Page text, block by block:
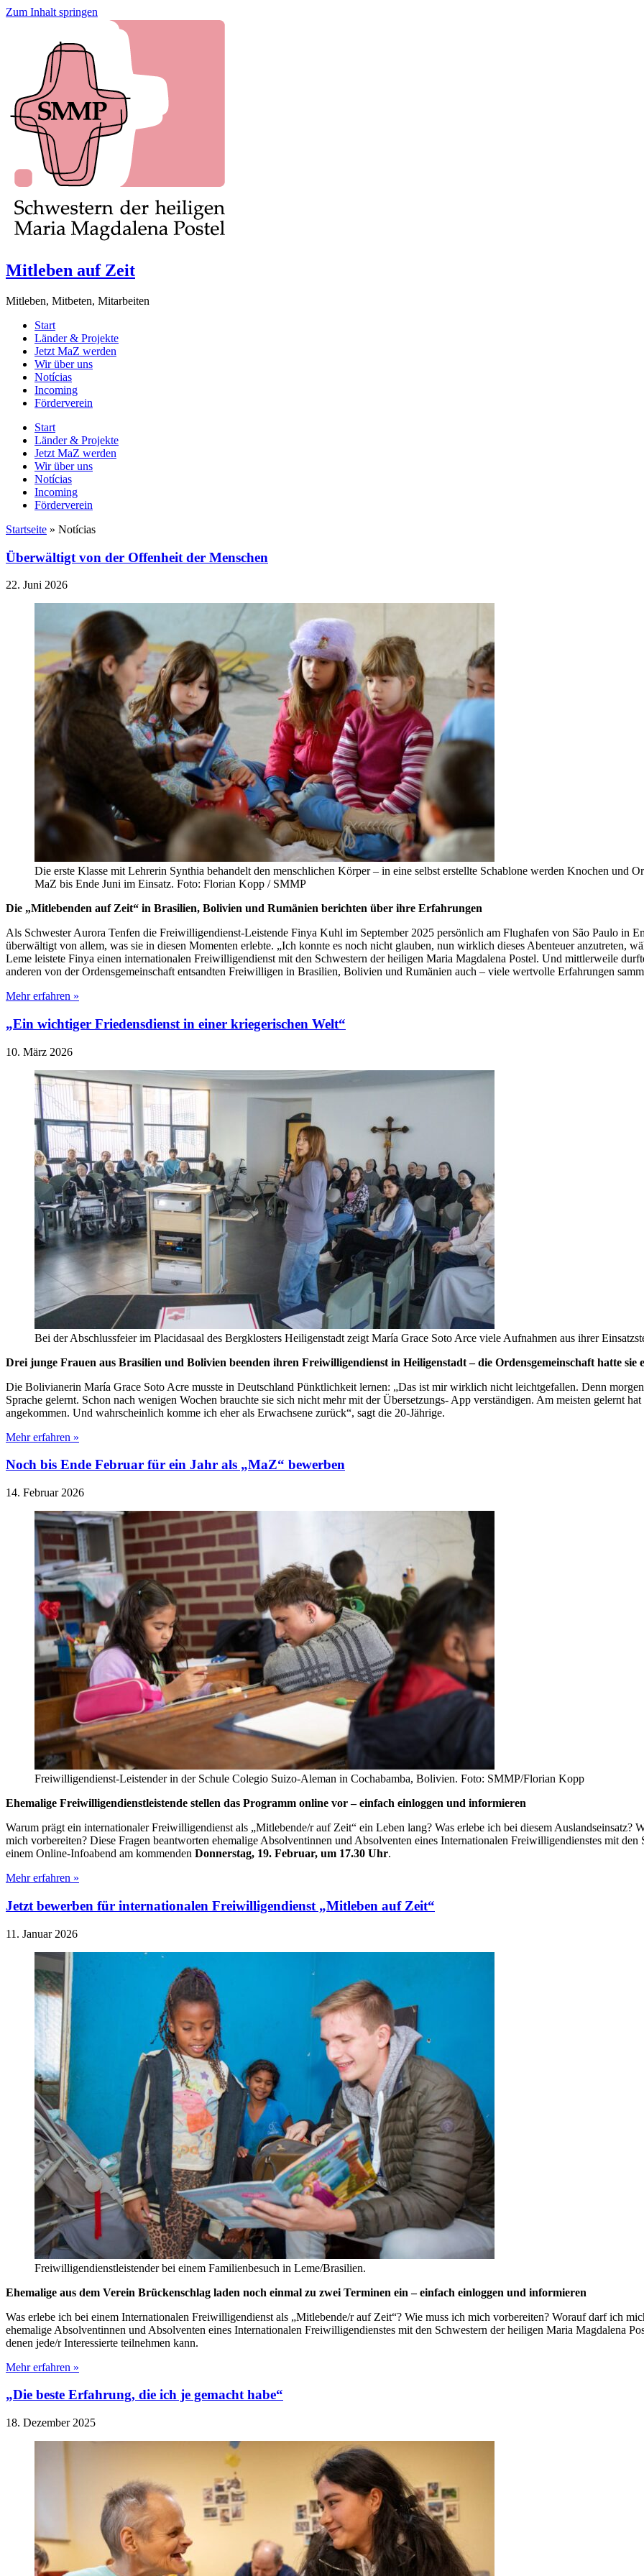
Zum Inhalt springen
Mitleben auf Zeit
Mitleben, Mitbeten, Mitarbeiten
Start
Länder & Projekte
Jetzt MaZ werden
Wir über uns
Notícias
Incoming
Förderverein
Start
Länder & Projekte
Jetzt MaZ werden
Wir über uns
Notícias
Incoming
Förderverein
Startseite » Notícias
Überwältigt von der Offenheit der Menschen
22. Juni 2026
Die erste Klasse mit Lehrerin Synthia behandelt den menschlichen Körper – in eine selbst erstellte Schablone werden Knochen und
MaZ bis Ende Juni im Einsatz. Foto: Florian Kopp / SMMP
Die „Mitlebenden auf Zeit“ in Brasilien, Bolivien und Rumänien berichten über ihre Erfahrungen
Als Schwester Aurora Tenfen die Freiwilligendienst-Leistende Finya Kuhl im September 2025 persönlich am Flughafen von São Paulo in
überwältigt von allem, was sie in diesen Momenten erlebte. „Ich konnte es noch nicht glauben, nun wirklich dieses Abenteuer anzutreten,
Leme leistete Finya einen internationalen Freiwilligendienst mit den Schwestern der heiligen Maria Magdalena Postel. Und mittlerweile
anderen von der Ordensgemeinschaft entsandten Freiwilligen in Brasilien, Bolivien und Rumänien auch – viele wertvolle Erfahrungen
Mehr erfahren »
„Ein wichtiger Friedensdienst in einer kriegerischen Welt“
10. März 2026
Bei der Abschlussfeier im Placidasaal des Bergklosters Heiligenstadt zeigt María Grace Soto Arce viele Aufnahmen aus ihrer
Drei junge Frauen aus Brasilien und Bolivien beenden ihren Freiwilligendienst in Heiligenstadt – die Ordensgemeinschaft hatte sie
Die Bolivianerin María Grace Soto Acre musste in Deutschland Pünktlichkeit lernen: „Das ist mir wirklich nicht leichtgefallen. Denn
Sprache gelernt. Schon nach wenigen Wochen brauchte sie sich nicht mehr mit der Übersetzungs- App verständigen. Am meisten gelernt
angekommen. Und wahrscheinlich komme ich eher als Erwachsene zurück“, sagt die 20-Jährige.
Mehr erfahren »
Noch bis Ende Februar für ein Jahr als „MaZ“ bewerben
14. Februar 2026
Freiwilligendienst-Leistender in der Schule Colegio Suizo-Aleman in Cochabamba, Bolivien. Foto: SMMP/Florian Kopp
Ehemalige Freiwilligendienstleistende stellen das Programm online vor – einfach einloggen und informieren
Warum prägt ein internationaler Freiwilligendienst als „Mitlebende/r auf Zeit“ ein Leben lang? Was erlebe ich bei diesem
mich vorbereiten? Diese Fragen beantworten ehemalige Absolventinnen und Absolventen eines Internationalen Freiwilligendienstes mit
einem Online-Infoabend am kommenden Donnerstag, 19. Februar, um 17.30 Uhr.
Mehr erfahren »
Jetzt bewerben für internationalen Freiwilligendienst „Mitleben auf Zeit“
11. Januar 2026
Freiwilligendienstleistender bei einem Familienbesuch in Leme/Brasilien.
Ehemalige aus dem Verein Brückenschlag laden noch einmal zu zwei Terminen ein – einfach einloggen und informieren
Was erlebe ich bei einem Internationalen Freiwilligendienst als „Mitlebende/r auf Zeit“? Wie muss ich mich vorbereiten? Worauf darf ich
ehemalige Absolventinnen und Absolventen eines Internationalen Freiwilligendienstes mit den Schwestern der heiligen Maria Magdalena
denen jede/r Interessierte teilnehmen kann.
Mehr erfahren »
„Die beste Erfahrung, die ich je gemacht habe“
18. Dezember 2025